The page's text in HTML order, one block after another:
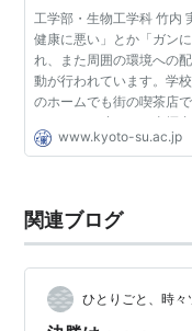
2007年 - 経営学
科・会計ファイ
究科（通信教育
校・高等学校開校
2008年 - 益川敏
賞。コンピュー
2009年 - 法学部
2010年 - 総合生
2011年 - 大学院
攻）修士課程開設
大学
工学部・生物工学科 竹内
健康に悪い」とか「ガン
れ、また周囲の環境への
動が行われています。学
のホームでも街の喫茶店
はどんどん狭まり、喫煙
追いやられています。で
www.kyoto-su.ac.jp
関連ブログ
ひとりごと、時々